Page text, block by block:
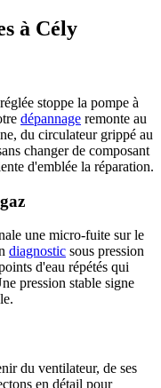
à Cély
stoppe la pompe à
dépannage remonte au
du circulateur grippé au
changer de composant
d'emblée la réparation.
une micro-fuite sur le
diagnostic sous pression
d'eau répétés qui
pression stable signe
du ventilateur, de ses
en détail pour